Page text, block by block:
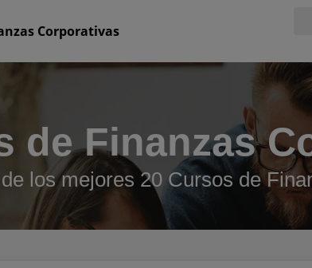
Corporativas
de Finanzas
los mejores 20 Cursos de